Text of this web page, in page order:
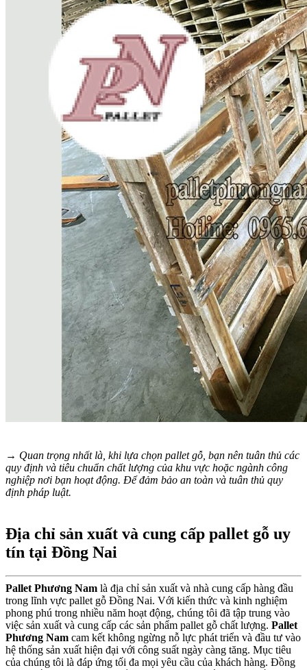
→ Quan trọng nhất là, khi lựa chọn pallet gỗ, bạn nên tuân thủ các
quy định và tiêu chuẩn chất lượng của khu vực hoặc ngành công
nghiệp nơi bạn hoạt động. Để đảm bảo an toàn và tuân thủ quy
định pháp luật.
Địa chỉ sản xuất và cung cấp pallet gỗ uy
tín tại Đồng Nai
Pallet Phương Nam là địa chỉ sản xuất và nhà cung cấp hàng đầu
trong lĩnh vực pallet gỗ Đồng Nai. Với kiến thức và kinh nghiệm
phong phú trong nhiều năm hoạt động, chúng tôi đã tập trung vào
việc sản xuất và cung cấp các sản phẩm pallet gỗ chất lượng. Pallet
Phương Nam cam kết không ngừng nỗ lực phát triển và đầu tư vào
hệ thống sản xuất hiện đại với công suất ngày càng tăng. Mục tiêu
của chúng tôi là đáp ứng tối đa mọi yêu cầu của khách hàng. Đồng